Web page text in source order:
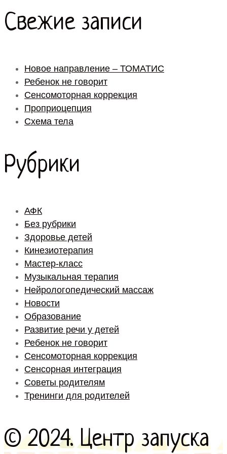
Свежие записи
Новое направление – ТОМАТИС
Ребенок не говорит
Сенсомоторная коррекция
Проприоцепция
Схема тела
Рубрики
АФК
Без рубрики
Здоровье детей
Кинезиотерапия
Мастер-класс
Музыкальная терапия
Нейрологопедический массаж
Новости
Образование
Развитие речи у детей
Ребенок не говорит
Сенсомоторная коррекция
Сенсорная интеграция
Советы родителям
Тренинги для родителей
© 2024. Центр запуска